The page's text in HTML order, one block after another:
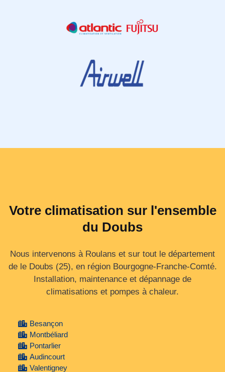
Votre climatisation sur l'ensemble
du Doubs
Nous intervenons à Roulans et sur tout le département
de le Doubs (25), en région Bourgogne‑Franche‑Comté.
Installation, maintenance et dépannage de
climatisations et pompes à chaleur.
Besançon
Montbéliard
Pontarlier
Audincourt
Valentigney